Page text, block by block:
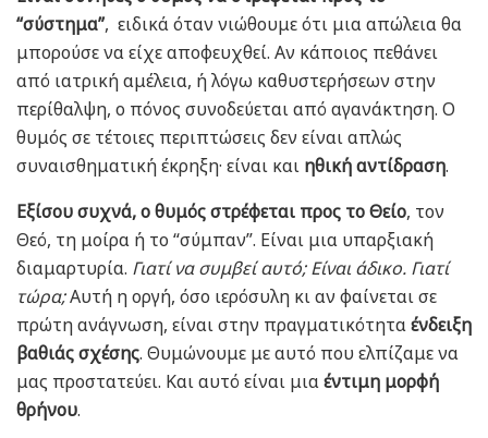
“σύστημα”, ειδικά όταν νιώθουμε ότι μια απώλεια θα
μπορούσε να είχε αποφευχθεί. Αν κάποιος πεθάνει
από ιατρική αμέλεια, ή λόγω καθυστερήσεων στην
περίθαλψη, ο πόνος συνοδεύεται από αγανάκτηση. Ο
θυμός σε τέτοιες περιπτώσεις δεν είναι απλώς
συναισθηματική έκρηξη· είναι και ηθική αντίδραση.
Εξίσου συχνά, ο θυμός στρέφεται προς το Θείο, τον
Θεό, τη μοίρα ή το “σύμπαν”. Είναι μια υπαρξιακή
διαμαρτυρία. Γιατί να συμβεί αυτό; Είναι άδικο. Γιατί
τώρα;Αυτή η οργή, όσο ιερόσυλη κι αν φαίνεται σε
πρώτη ανάγνωση, είναι στην πραγματικότηταένδειξη
βαθιάς σχέσης. Θυμώνουμε με αυτό που ελπίζαμε να
μας προστατεύει. Και αυτό είναι μιαέντιμη μορφή
θρήνου.